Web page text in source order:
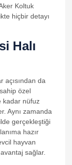
Koltuk
hiçbir detayı
Halı
açısından da
özel
kadar nüfuz
Aynı zamanda
gerçekleştiği
hazır
hayvan
sağlar.